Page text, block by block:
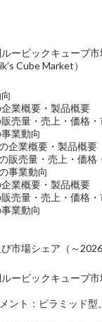
ービックキューブ
Cube Market）
企業概要・製品概要
販売量・売上・価格
業動向
企業概要・製品概要
販売量・売上・価格
事業動向
業概要・製品概要
売量・売上・価格
業動向
市場シェア（～2026
ービックキューブ
ント：ピラミッド型